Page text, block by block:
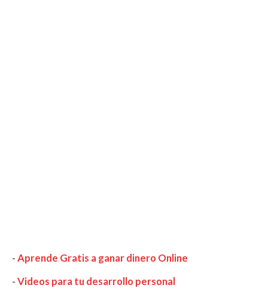
-Aprende Gratis a ganar dinero Online
-Videos para tu desarrollo personal